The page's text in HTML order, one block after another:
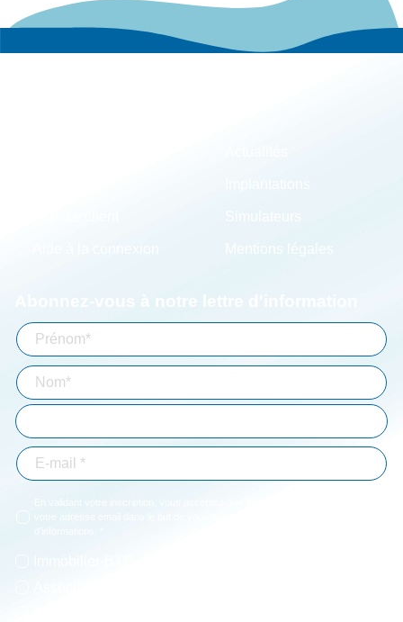
Mentions légales
Abonnez-vous à notre lettre d'information
En validant votre inscription, vous acceptez que Bizouard mémorise et utilise
votre adresse email dans le but de vous envoyer toutes les semaines notre lettre